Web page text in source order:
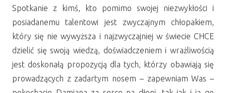
Spotkanie z kimś, kto pomimo swojej niezwykłości i
posiadanemu talentowi jest zwyczajnym chłopakiem,
który się nie wywyższa i najzwyczajniej w świecie CHCE
dzielić się swoją wiedzą, doświadczeniem i wrażliwością
jest doskonałą propozycją dla tych, którzy obawiają się
prowadzących z zadartym nosem – zapewniam Was –